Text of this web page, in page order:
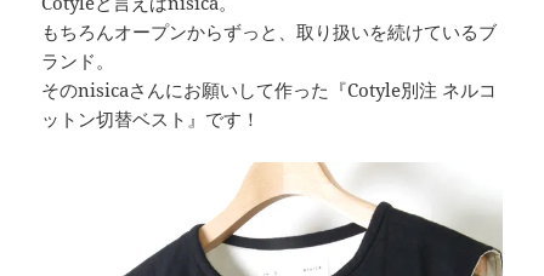
もちろんオープンからずっと、取り扱いを続けているブ
ランド。
そのnisicaさんにお願いして作った『Cotyle別注 ネルコ
ットン切替ベスト』です！